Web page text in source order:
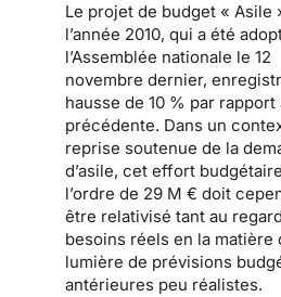
Le projet de budget « Asile
l’année 2010, qui a été
l’Assemblée nationale le 12
novembre dernier,
hausse de 10 % par rapport
précédente. Dans un
reprise soutenue de la
d’asile, cet effort
l’ordre de 29 M € doit
être relativisé tant au
besoins réels en la matière
lumière de prévisions
antérieures peu réalistes.